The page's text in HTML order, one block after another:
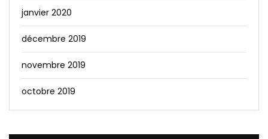
janvier 2020
décembre 2019
novembre 2019
octobre 2019